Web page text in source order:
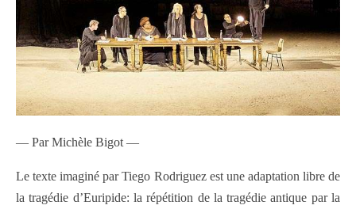
— Par Michèle Bigot —
Le texte imaginé par Tiego Rodriguez est une adaptation libre de
la tragédie d’Euripide: la répétition de la tragédie antique par la